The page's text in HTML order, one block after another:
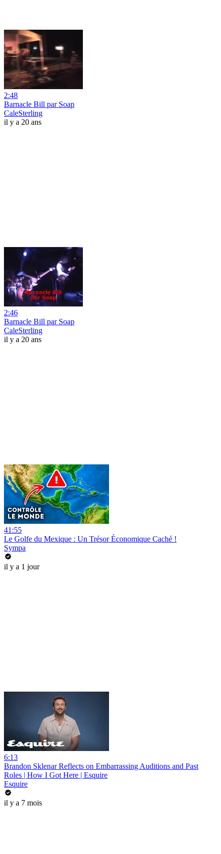
2:48
Barnacle Bill par Soap
CaleSterling
il y a 20 ans
2:46
Barnacle Bill par Soap
CaleSterling
il y a 20 ans
41:55
Le Golfe du Mexique : Un Trésor Économique Caché !
Sympa
il y a 1 jour
6:13
Brandon Sklenar Reflects on Embarrassing Auditions and Past
Roles | How I Got Here | Esquire
Esquire
il y a 7 mois